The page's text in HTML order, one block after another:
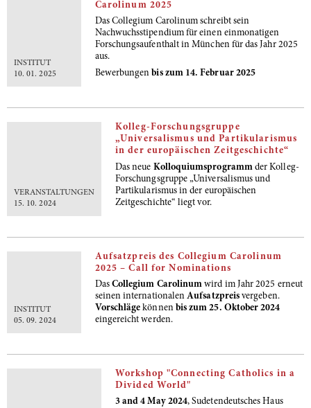
INSTITUT
10. 01. 2025
Carolinum 2025
Das Collegium Carolinum schreibt sein
Nachwuchsstipendium für einen einmonatigen
Forschungsaufenthalt in München für das Jahr 2025
aus.
Bewerbungen bis zum 14. Februar 2025
VERANSTALTUNGEN
15. 10. 2024
Kolleg-Forschungsgruppe
„Universalismus und Partikularismus
in der europäischen Zeitgeschichte“
Das neue Kolloquiumsprogramm der Kolleg-
Forschungsgruppe „Universalismus und
Partikularismus in der europäischen
Zeitgeschichte“ liegt vor.
INSTITUT
05. 09. 2024
Aufsatzpreis des Collegium Carolinum
2025 – Call for Nominations
Das Collegium Carolinum wird im Jahr 2025 erneut
seinen internationalenAufsatzpreisvergeben.
Vorschlägekönnen bis zum 25. Oktober 2024
eingereicht werden.
Workshop "Connecting Catholics in a
Divided World"
3 and 4 May 2024, Sudetendeutsches Haus